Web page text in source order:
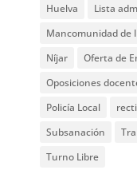
Huelva
Lista
Mancomunidad de
Níjar
Oferta de
Oposiciones
Policía Local
Subsanación
Turno Libre